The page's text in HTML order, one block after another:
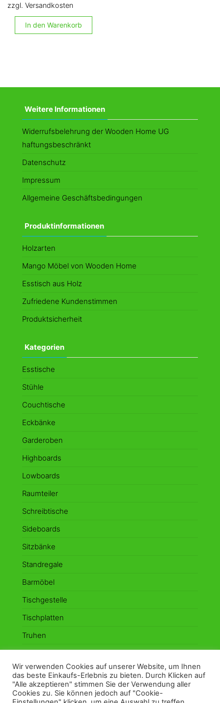
zzgl. Versandkosten
In den Warenkorb
Weitere Informationen
Widerrufsbelehrung der Wooden Home UG
haftungsbeschränkt
Datenschutz
Impressum
Allgemeine Geschäftsbedingungen
Produktinformationen
Holzarten
Mango Möbel von Wooden Home
Esstisch aus Holz
Zufriedene Kundenstimmen
Produktsicherheit
Kategorien
Esstische
Stühle
Couchtische
Eckbänke
Garderoben
Highboards
Lowboards
Raumteiler
Schreibtische
Sideboards
Sitzbänke
Standregale
Barmöbel
Tischgestelle
Tischplatten
Truhen
Vitrinen
Wandboards
Wir verwenden Cookies auf unserer Website, um Ihnen
das beste Einkaufs-Erlebnis zu bieten. Durch Klicken auf
"Alle akzeptieren" stimmen Sie der Verwendung aller
Cookies zu. Sie können jedoch auf "Cookie-